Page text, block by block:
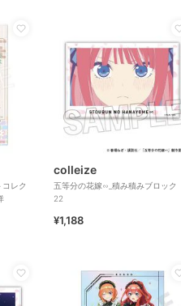
レク
colleize
五等分の花嫁∽_積み積みブロック
22
¥1,188